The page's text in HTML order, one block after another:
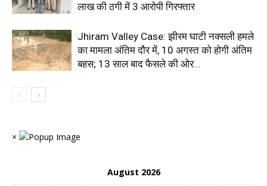
लाख की ठगी में 3 आरोपी गिरफ्तार
Jhiram Valley Case: झीरम घाटी नक्सली हमले
का मामला अंतिम दौर में, 10 अगस्त को होगी अंतिम
बहस; 13 साल बाद फैसले की ओर...
×
August 2026